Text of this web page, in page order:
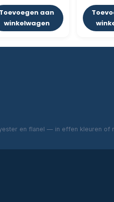
Toevoegen aan
winkelwagen
en flanel — in effen kleuren of